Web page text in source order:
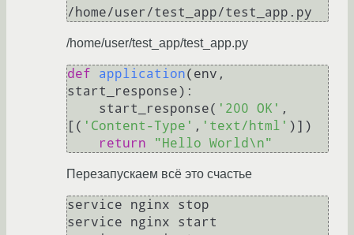
/home/user/test_app/test_app.py
def application( env,
start_response):
    start_response(
'200 OK' ,
[( 'Content-Type' , 'text/html' )])
return
"Hello World\n"
Перезапускаем всё это счастье
service nginx stop
service nginx start